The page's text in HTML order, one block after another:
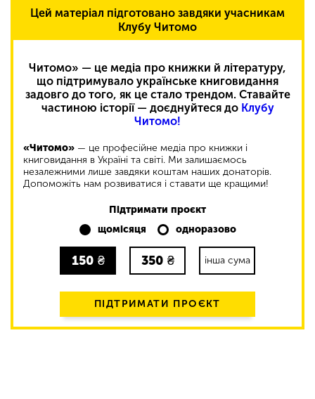
Цей матеріал підготовано завдяки учасникам
Клубу Читомо
Читомо» — це медіа про книжки й літературу,
що підтримувало українське книговидання
задовго до того, як це стало трендом. Ставайте
частиною історії — доєднуйтеся до Клубу
Читомо!
«Читомо» — це професійне медіа про книжки і
книговидання в Україні та світі. Ми залишаємось
незалежними лише завдяки коштам наших донаторів.
Допоможіть нам розвиватися і ставати ще кращими!
Підтримати проєкт
щомісяця
одноразово
150 ₴ 350 ₴ інша сума
ПІДТРИМАТИ ПРОЄКТ